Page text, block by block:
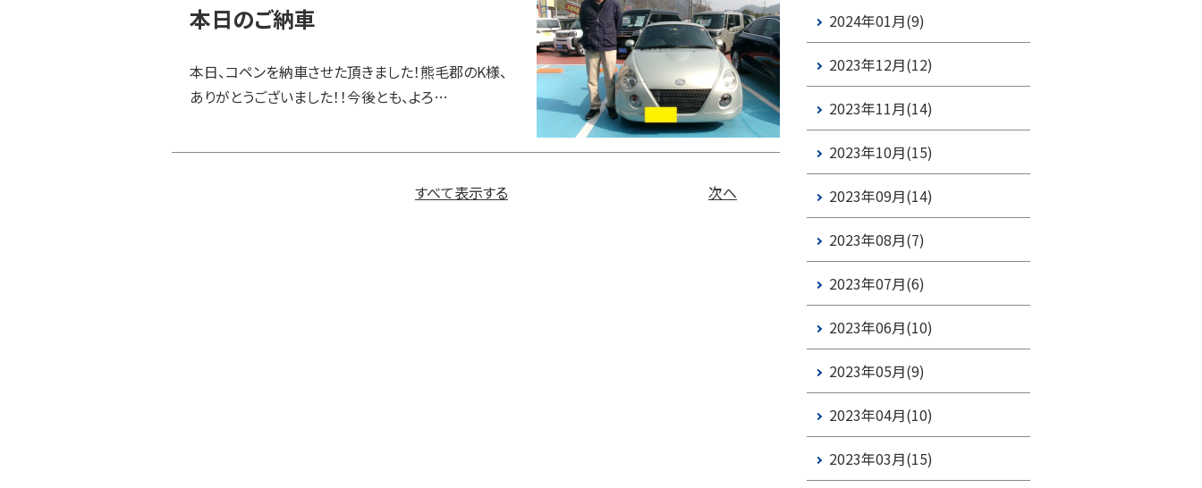
本日のご納車
本日、コペンを納車させた頂きました！熊毛郡のK様、
ありがとうございました！！今後とも、よろ…
すべて表示する 次へ
2024年01月(9)
2023年12月(12)
2023年11月(14)
2023年10月(15)
2023年09月(14)
2023年08月(7)
2023年07月(6)
2023年06月(10)
2023年05月(9)
2023年04月(10)
2023年03月(15)